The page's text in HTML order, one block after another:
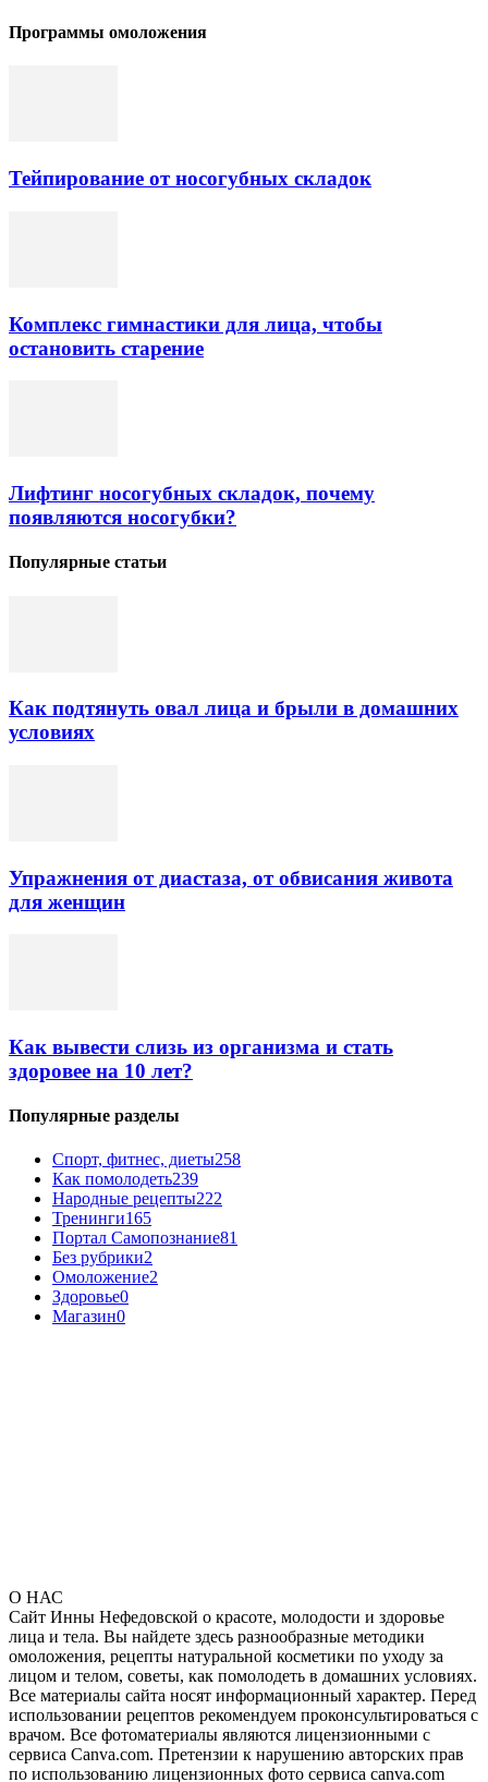
Программы омоложения
Тейпирование от носогубных складок
Комплекс гимнастики для лица, чтобы
остановить старение
Лифтинг носогубных складок, почему
появляются носогубки?
Популярные статьи
Как подтянуть овал лица и брыли в домашних
условиях
Упражнения от диастаза, от обвисания живота
для женщин
Как вывести слизь из организма и стать
здоровее на 10 лет?
Популярные разделы
Спорт, фитнес, диеты258
Как помолодеть239
Народные рецепты222
Тренинги165
Портал Самопознание81
Без рубрики2
Омоложение2
Здоровье0
Магазин0
О НАС
Сайт Инны Нефедовской о красоте, молодости и здоровье
лица и тела. Вы найдете здесь разнообразные методики
омоложения, рецепты натуральной косметики по уходу за
лицом и телом, советы, как помолодеть в домашних условиях.
Все материалы сайта носят информационный характер. Перед
использовании рецептов рекомендуем проконсультироваться с
врачом. Все фотоматериалы являются лицензионными с
сервиса Canva.com. Претензии к нарушению авторских прав
по использованию лицензионных фото сервиса canva.com